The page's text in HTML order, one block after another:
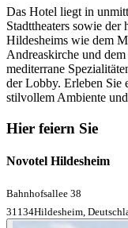
Das Hotel liegt in
Stadttheaters sowie der
Hildesheims wie dem
Andreaskirche und
mediterrane
der Lobby. Erleben Sie
stilvollem Ambiente
Hier feiern Sie
Novotel Hildesheim
Bahnhofsallee 38
31134Hildesheim,